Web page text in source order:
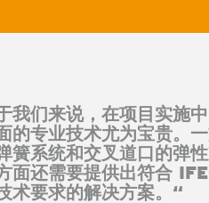
我们来说，在项目实施
的专业技术尤为宝贵。
簧系统和交叉道口的弹性
面还需要提供出符合
术要求的解决方案。“